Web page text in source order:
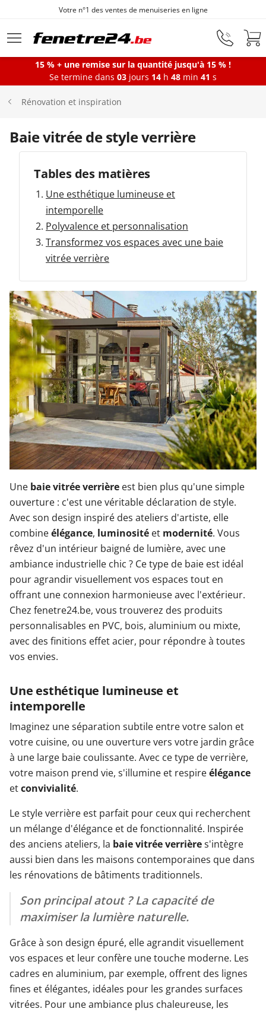
Aller au contenu principal
Votre n°1 des ventes de menuiseries en ligne
Fenêtres
Portes-fenêtres
Baies vitrées
Portes d'entrée
Protections solaires
Garages & Carports
Clôtures et portails
M'identifier
Conseils gratuits
15 % + une remise sur la quantité jusqu'à 15 % !
Se termine dans 03 jours 14 h 48 min 41 s
Rénovation et inspiration
Baie vitrée de style verrière
Tables des matières
Une esthétique lumineuse et
intemporelle
Polyvalence et personnalisation
Transformez vos espaces avec une baie
vitrée verrière
Une baie vitrée verrière est bien plus qu'une simple
ouverture : c'est une véritable déclaration de style.
Avec son design inspiré des ateliers d'artiste, elle
combineélégance, luminosité et modernité. Vous
rêvez d'un intérieur baigné de lumière, avec une
ambiance industrielle chic ? Ce type de baie est idéal
pour agrandir visuellement vos espaces tout en
offrant une connexion harmonieuse avec l'extérieur.
Chez fenetre24.be, vous trouverez des produits
personnalisables en PVC, bois, aluminium ou mixte,
avec des finitions effet acier, pour répondre à toutes
vos envies.
Une esthétique lumineuse et
intemporelle
Imaginez une séparation subtile entre votre salon et
votre cuisine, ou une ouverture vers votre jardin grâce
à une large baie coulissante. Avec ce type de verrière,
votre maison prend vie, s'illumine et respireélégance
etconvivialité.
Le style verrière est parfait pour ceux qui recherchent
un mélange d'élégance et de fonctionnalité. Inspirée
des anciens ateliers, la baie vitrée verrières'intègre
aussi bien dans les maisons contemporaines que dans
les rénovations de bâtiments traditionnels.
Son principal atout ? La capacité de
maximiser la lumière naturelle.
Grâce à son design épuré, elle agrandit visuellement
vos espaces et leur confère une touche moderne. Les
cadres en aluminium, par exemple, offrent des lignes
fines et élégantes, idéales pour les grandes surfaces
vitrées. Pour une ambiance plus chaleureuse, les